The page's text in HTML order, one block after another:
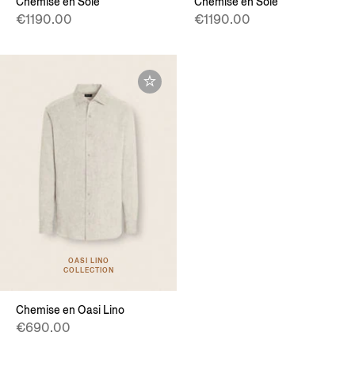
€1190.00 €1190.00
OASI LINO
COLLECTION
Chemise en Oasi Lino
€690.00